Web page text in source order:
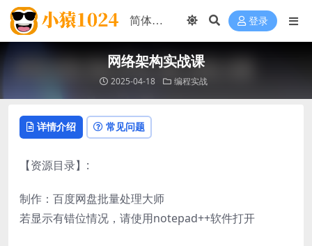
登录
网络架构实战课
2025-04-18 编程实战
详情介绍 常见问题
【资源目录】:
制作：百度网盘批量处理大师
若显示有错位情况，请使用notepad++软件打开